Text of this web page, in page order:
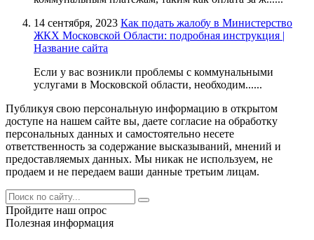
14 сентября, 2023 Как подать жалобу в Министерство
ЖКХ Московской Области: подробная инструкция |
Название сайта
Если у вас возникли проблемы с коммунальными
услугами в Московской области, необходим......
Публикуя свою персональную информацию в открытом
доступе на нашем сайте вы, даете согласие на обработку
персональных данных и самостоятельно несете
ответственность за содержание высказываний, мнений и
предоставляемых данных. Мы никак не используем, не
продаем и не передаем ваши данные третьим лицам.
Пройдите наш опрос
Полезная информация